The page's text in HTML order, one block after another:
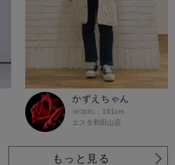
かずえちゃん
エスタ和田山店
161cm
もっと見る